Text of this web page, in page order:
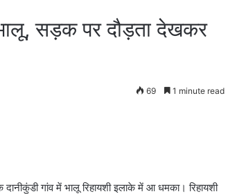
सड़क पर दौड़ता देखकर
69 1 minute read
गांव में भालू रिहायशी इलाके में आ धमका। रिहायशी